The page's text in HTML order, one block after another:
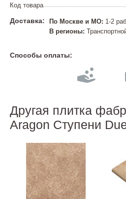
Код товара
Доставка: По Москве и МО: 1-2
В регионы:
Способы оплаты:
Другая плитка
Aragon Ступени